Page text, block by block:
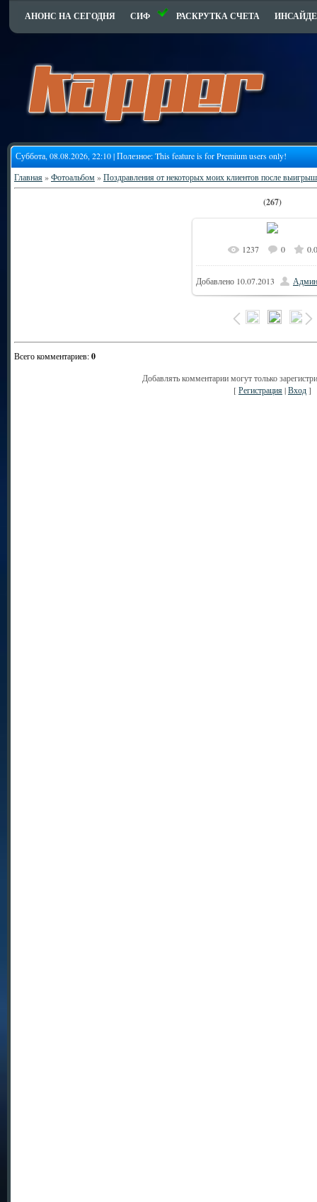
АНОНС НА СЕГОДНЯ СИФ РАСКРУТКА СЧЕТА
Суббота, 08.08.2026, 22:10 | Полезное:This feature is for Premium users only!
Главная»Фотоальбом»Поздравления от некоторых моих клиентов после
(267)
В реальном размере
150.4Kb
1237 0 0.0
Добавлено 10.07.2013
Всего комментариев:0
Добавлять комментарии могут только
[Регистрация|Вход]